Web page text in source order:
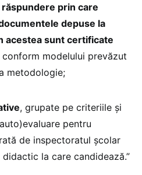
prin care
depuse la
acestea sunt certificate
conform modelului prevăzut
metodologie;
, grupate pe criteriile şi
pentru
de inspectoratul şcolar
la care candidează.”